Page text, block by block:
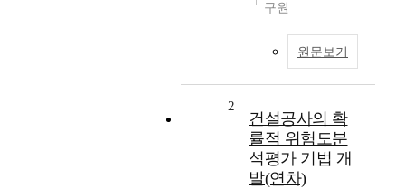
구원
원문보기
2
건설공사의 확
률적 위험도분
석평가 기법 개
발(연차)